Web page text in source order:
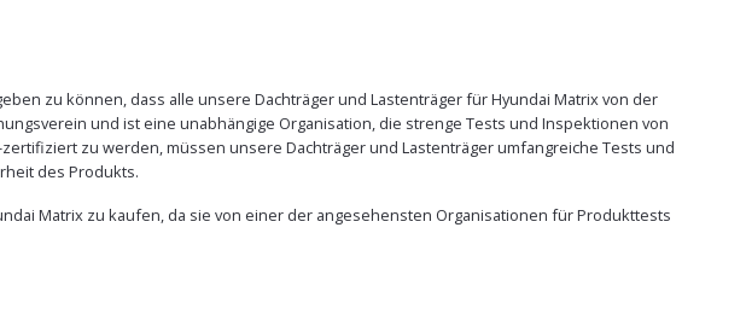
zu können, dass alle unsere Dachträger und Lastenträger für Hyundai Matrix von der
und ist eine unabhängige Organisation, die strenge Tests und Inspektionen von
zu werden, müssen unsere Dachträger und Lastenträger umfangreiche Tests und
des Produkts.
Matrix zu kaufen, da sie von einer der angesehensten Organisationen für Produkttests